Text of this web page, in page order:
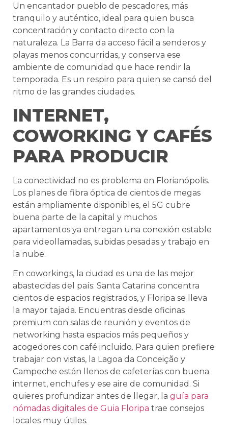
Un encantador pueblo de pescadores, más
tranquilo y auténtico, ideal para quien busca
concentración y contacto directo con la
naturaleza. La Barra da acceso fácil a senderos y
playas menos concurridas, y conserva ese
ambiente de comunidad que hace rendir la
temporada. Es un respiro para quien se cansó del
ritmo de las grandes ciudades.
INTERNET,
COWORKING Y CAFÉS
PARA PRODUCIR
La conectividad no es problema en Florianópolis.
Los planes de fibra óptica de cientos de megas
están ampliamente disponibles, el 5G cubre
buena parte de la capital y muchos
apartamentos ya entregan una conexión estable
para videollamadas, subidas pesadas y trabajo en
la nube.
En coworkings, la ciudad es una de las mejor
abastecidas del país: Santa Catarina concentra
cientos de espacios registrados, y Floripa se lleva
la mayor tajada. Encuentras desde oficinas
premium con salas de reunión y eventos de
networking hasta espacios más pequeños y
acogedores con café incluido. Para quien prefiere
trabajar con vistas, la Lagoa da Conceição y
Campeche están llenos de cafeterías con buena
internet, enchufes y ese aire de comunidad. Si
quieres profundizar antes de llegar, la guía para
nómadas digitales de Guia Floripa trae consejos
locales muy útiles.